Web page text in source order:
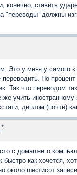
конечно, ставить
"переводы" должны
Это у меня у самого к
Но
Так что переводом
же учить иностранному
диплом (почти)
с домашнего
быстро как хочется,
около шестисот